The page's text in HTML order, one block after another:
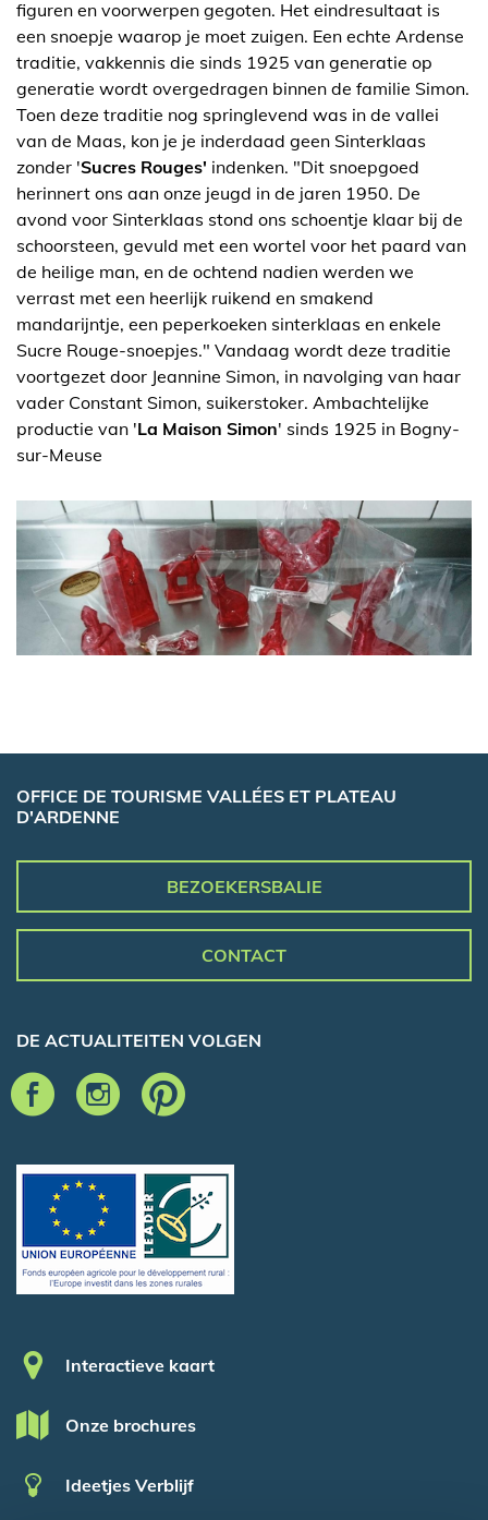
figuren en voorwerpen gegoten. Het eindresultaat is
een snoepje waarop je moet zuigen. Een echte Ardense
traditie, vakkennis die sinds 1925 van generatie op
generatie wordt overgedragen binnen de familie Simon.
Toen deze traditie nog springlevend was in de vallei
van de Maas, kon je je inderdaad geen Sinterklaas
zonder 'Sucres Rouges' indenken. "Dit snoepgoed
herinnert ons aan onze jeugd in de jaren 1950. De
avond voor Sinterklaas stond ons schoentje klaar bij de
schoorsteen, gevuld met een wortel voor het paard van
de heilige man, en de ochtend nadien werden we
verrast met een heerlijk ruikend en smakend
mandarijntje, een peperkoeken sinterklaas en enkele
Sucre Rouge-snoepjes." Vandaag wordt deze traditie
voortgezet door Jeannine Simon, in navolging van haar
vader Constant Simon, suikerstoker. Ambachtelijke
productie van 'La Maison Simon' sinds 1925 in Bogny-
sur-Meuse
OFFICE DE TOURISME VALLÉES ET PLATEAU
D'ARDENNE
BEZOEKERSBALIE
CONTACT
DE ACTUALITEITEN VOLGEN
Pied de page
Interactieve kaart
Onze brochures
Ideetjes Verblijf